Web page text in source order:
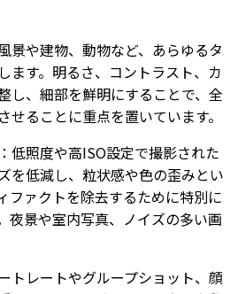
景や建物、動物など、あらゆるタ
ます。明るさ、コントラスト、カ
し、細部を鮮明にすることで、全
せることに重点を置いています。
：低照度や高ISO設定で撮影された
を低減し、粒状感や色の歪みとい
ファクトを除去するために特別に
夜景や室内写真、ノイズの多い画
トレートやグループショット、顔